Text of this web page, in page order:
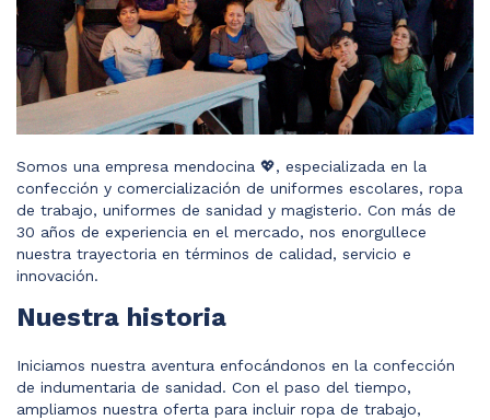
Somos una empresa mendocina 💖, especializada en la
confección y comercialización de uniformes escolares, ropa
de trabajo, uniformes de sanidad y magisterio. Con más de
30 años de experiencia en el mercado, nos enorgullece
nuestra trayectoria en términos de calidad, servicio e
innovación.
Nuestra historia
Iniciamos nuestra aventura enfocándonos en la confección
de indumentaria de sanidad. Con el paso del tiempo,
ampliamos nuestra oferta para incluir ropa de trabajo,